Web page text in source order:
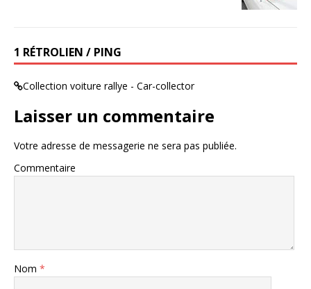
1 RÉTROLIEN / PING
Collection voiture rallye - Car-collector
Laisser un commentaire
Votre adresse de messagerie ne sera pas publiée.
Commentaire
Nom *